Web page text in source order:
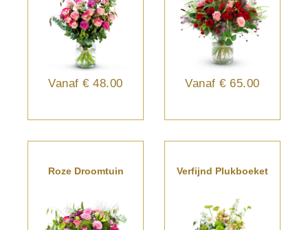
Vanaf € 48.00 Vanaf € 65.00
Roze Droomtuin Verfijnd Plukboeket